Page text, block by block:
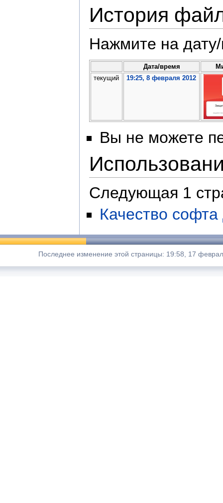
История
Нажмите на
Дата/время
текущий
19:25, 8 февраля 2012
Вы не можете
Следующая 1
Качество
Последнее изменение этой страницы: 19:58, 17